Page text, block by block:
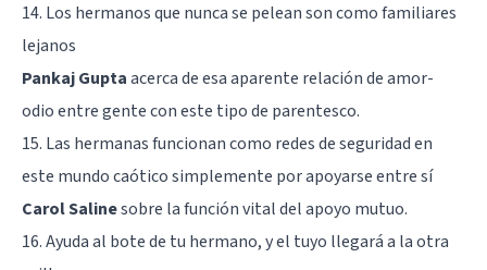
14. Los hermanos que nunca se pelean son como familiares
lejanos
Pankaj Guptaacerca de esa aparente relación de amor-
odio entre gente con este tipo de parentesco.
15. Las hermanas funcionan como redes de seguridad en
este mundo caótico simplemente por apoyarse entre sí
Carol Salinesobre la función vital del apoyo mutuo.
16. Ayuda al bote de tu hermano, y el tuyo llegará a la otra